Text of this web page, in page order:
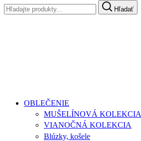
Hľadať
OBLEČENIE
MUŠELÍNOVÁ KOLEKCIA
VIANOČNÁ KOLEKCIA
Blúzky, košele